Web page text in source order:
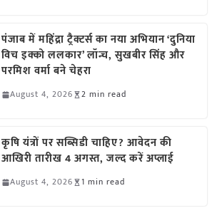
पंजाब में महिंद्रा ट्रैक्टर्स का नया अभियान ‘दुनिया
विच इक्को ललकार’ लॉन्च, सुखबीर सिंह और
परमिश वर्मा बने चेहरा
August 4, 2026 2 min read
कृषि यंत्रों पर सब्सिडी चाहिए? आवेदन की
आखिरी तारीख 4 अगस्त, जल्द करें अप्लाई
August 4, 2026 1 min read